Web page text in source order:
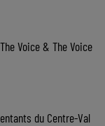
Voice & The Voice
du Centre-Val